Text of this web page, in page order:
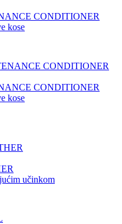
CONDITIONER
kose
CONDITIONER
kose
učinkom